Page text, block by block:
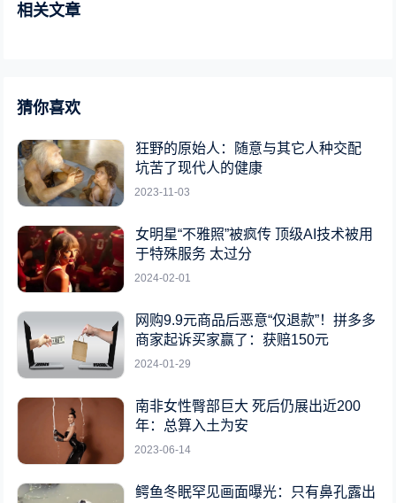
相关文章
猜你喜欢
狂野的原始人：随意与其它人种交配
坑苦了现代人的健康
2023-11-03
女明星“不雅照”被疯传 顶级AI技术被用
于特殊服务 太过分
2024-02-01
网购9.9元商品后恶意“仅退款”！拼多多
商家起诉买家赢了：获赔150元
2024-01-29
南非女性臀部巨大 死后仍展出近200
年：总算入土为安
2023-06-14
鳄鱼冬眠罕见画面曝光：只有鼻孔露出